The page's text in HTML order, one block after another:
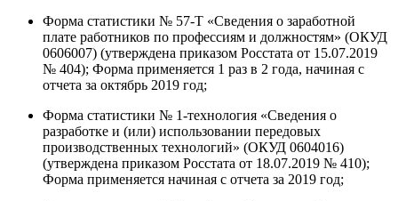
Форма статистики № 57-Т «Сведения о заработной
плате работников по профессиям и должностям» (ОКУД
0606007) (утверждена приказом Росстата от 15.07.2019
№ 404); Форма применяется 1 раз в 2 года, начиная с
отчета за октябрь 2019 год;
Форма статистики № 1-технология «Сведения о
разработке и (или) использовании передовых
производственных технологий» (ОКУД 0604016)
(утверждена приказом Росстата от 18.07.2019 № 410);
Форма применяется начиная с отчета за 2019 год;